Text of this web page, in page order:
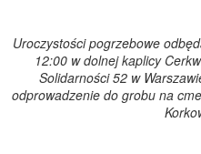
Uroczystości pogrzebowe
12:00 w dolnej kaplicy
Solidarności 52 w
odprowadzenie do grobu na